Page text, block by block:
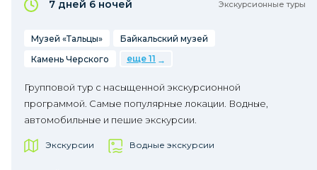
Экскурсионные туры
7 дней 6 ночей
Музей «Тальцы»
Байкальский музей
Камень Черского
еще 11
Групповой тур с насыщенной экскурсионной
программой. Самые популярные локации. Водные,
автомобильные и пешие экскурсии.
Экскурсии Водные экскурсии